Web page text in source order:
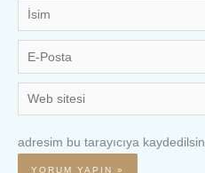
İsim
E-
Posta
Web
sitesi
adresim bu tarayıcıya kaydedilsin.